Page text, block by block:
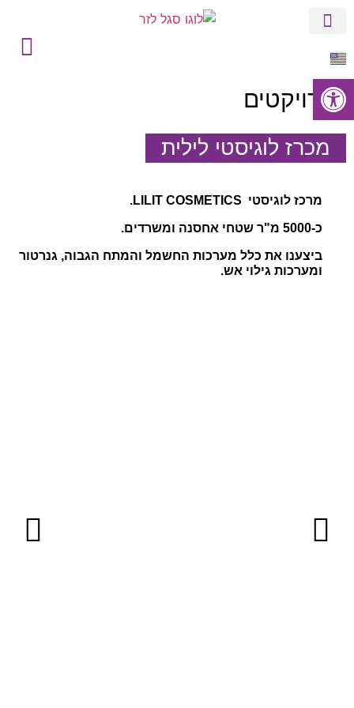
פתח סרגל נגישות
פרויקטים
מכרז לוגיסטי לילית
מרכז לוגיסטי LILIT COSMETICS.
כ-5000 מ"ר שטחי אחסנה ומשרדים.
ביצענו את כלל מערכות החשמל והמתח הגבוה, גנרטור
ומערכות גילוי אש.